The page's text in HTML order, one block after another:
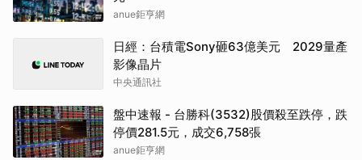
anue鉅亨網
日經：台積電Sony砸63億美元 2029量產
影像晶片
中央通訊社
盤中速報 - 台勝科(3532)股價殺至跌停，跌
停價281.5元，成交6,758張
anue鉅亨網